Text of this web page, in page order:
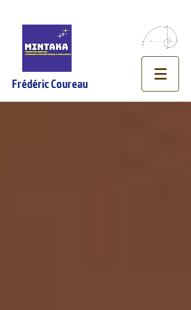
Frédéric Coureau